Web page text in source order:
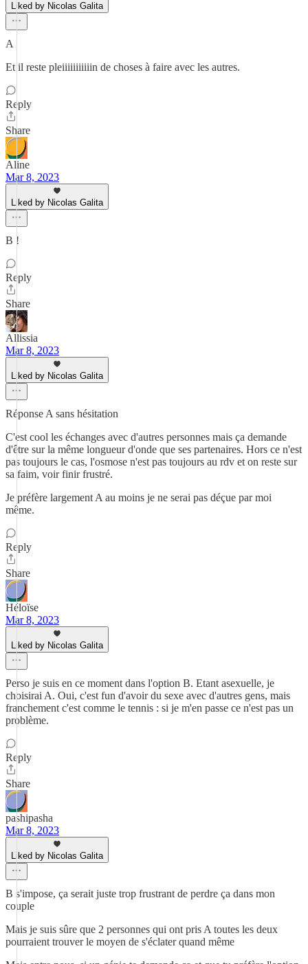
Liked by Nicolas Galita
A
Et il reste pleiiiiiiiiiiin de choses à faire avec les autres.
Reply
Share
Aline
Mar 8, 2023
Liked by Nicolas Galita
B !
Reply
Share
Allissia
Mar 8, 2023
Liked by Nicolas Galita
Réponse A sans hésitation
C'est cool les échanges avec d'autres personnes mais ça demande
d'être sur la même longueur d'onde que ses partenaires. Hors ce n'est
pas toujours le cas, l'osmose n'est pas toujours au rdv et on reste sur
sa faim, voir finir frustré.
Je préfère largement A au moins je ne serai pas déçue par moi
même.
Reply
Share
Héloïse
Mar 8, 2023
Liked by Nicolas Galita
Perso je suis en ce moment dans l'option B. Etant asexuelle, je
choisirai A. Oui, c'est fun d'avoir du sexe avec d'autres gens, mais
franchement c'est comme le tennis : si je m'en passe ce n'est pas un
problème.
Reply
Share
pashipasha
Mar 8, 2023
Liked by Nicolas Galita
B s'impose, ça serait juste trop frustrant de perdre ça dans mon
couple
Mais je suis sûre que 2 personnes qui ont pris A toutes les deux
pourraient trouver le moyen de s'éclater quand même